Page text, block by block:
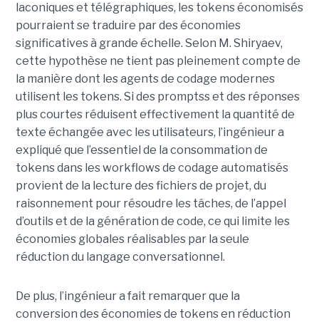
laconiques et télégraphiques, les tokens économisés
pourraient se traduire par des économies
significatives à grande échelle. Selon M. Shiryaev,
cette hypothèse ne tient pas pleinement compte de
la manière dont les agents de codage modernes
utilisent les tokens. Si des promptss et des réponses
plus courtes réduisent effectivement la quantité de
texte échangée avec les utilisateurs, l’ingénieur a
expliqué que l’essentiel de la consommation de
tokens dans les workflows de codage automatisés
provient de la lecture des fichiers de projet, du
raisonnement pour résoudre les tâches, de l’appel
d’outils et de la génération de code, ce qui limite les
économies globales réalisables par la seule
réduction du langage conversationnel.
De plus, l’ingénieur a fait remarquer que la
conversion des économies de tokens en réduction